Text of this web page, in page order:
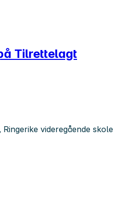
Tilrettelagt
videregående skole